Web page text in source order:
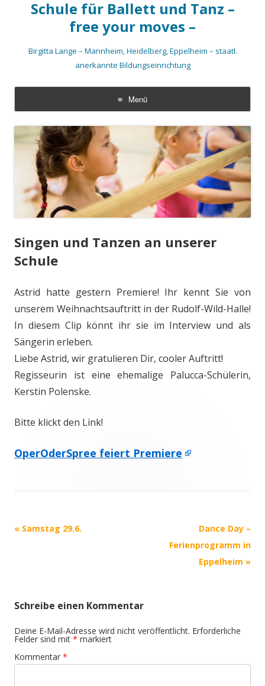
Schule für Ballett und Tanz –
free your moves –
Birgitta Lange – Mannheim, Heidelberg, Eppelheim – staatl.
anerkannte Bildungseinrichtung
Menü
Zum
Inhalt
springen
Singen und Tanzen an unserer
Schule
Astrid hatte gestern Premiere! Ihr kennt Sie von
unserem Weihnachtsauftritt in der Rudolf-Wild-Halle!
In diesem Clip könnt ihr sie im Interview und als
Sängerin erleben.
Liebe Astrid, wir gratulieren Dir, cooler Auftritt!
Regisseurin ist eine ehemalige Palucca-Schülerin,
Kerstin Polenske.
Bitte klickt den Link!
OperOderSpree feiert Premiere
Beitrags-
« Samstag 29.6.
Dance Day –
Ferienprogramm in
Eppelheim »
Schreibe einen Kommentar
Deine E-Mail-Adresse wird nicht veröffentlicht. Erforderliche
Felder sind mit * markiert
Kommentar *